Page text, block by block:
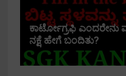
ಕಾರ್ಟೋಗ್ರಫಿ ಎಂದರೇನು
ನಕ್ಷೆ ಹೇಗೆ ಬಂದಿತು?